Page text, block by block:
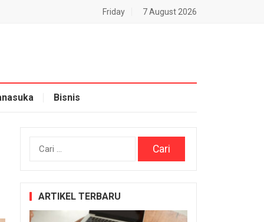
Friday 7 August 2026
Bisnis
Cari
ARTIKEL TERBARU